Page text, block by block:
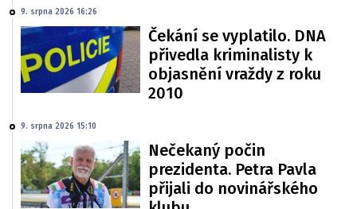
9. srpna 2026 16:26
Čekání se vyplatilo. DNA
přivedla kriminalisty k
objasnění vraždy z roku
2010
9. srpna 2026 15:10
Nečekaný počin
prezidenta. Petra Pavla
přijali do novinářského